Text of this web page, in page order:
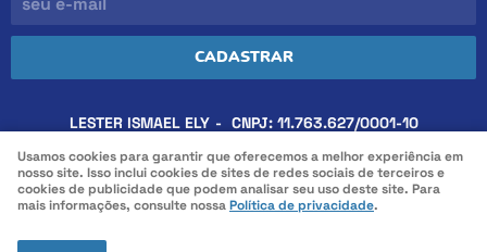
CADASTRAR
LESTER ISMAEL ELY CNPJ: 11.763.627/0001-10
LOJA VIRTUAL CRIADA POR
Usamos cookies para garantir que oferecemos a melhor experiência em
nosso site. Isso inclui cookies de sites de redes sociais de terceiros e
cookies de publicidade que podem analisar seu uso deste site. Para
mais informações, consulte nossaPolítica de privacidade.